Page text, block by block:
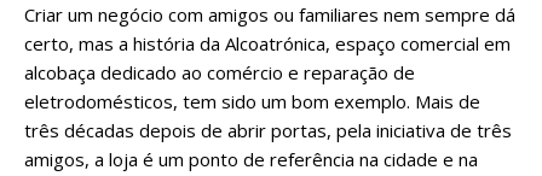
Criar um negócio com amigos ou familiares nem sempre dá
certo, mas a história da Alcoatrónica, espaço comercial em
alcobaça dedicado ao comércio e reparação de
eletrodomésticos, tem sido um bom exemplo. Mais de
três décadas depois de abrir portas, pela iniciativa de três
amigos, a loja é um ponto de referência na cidade e na